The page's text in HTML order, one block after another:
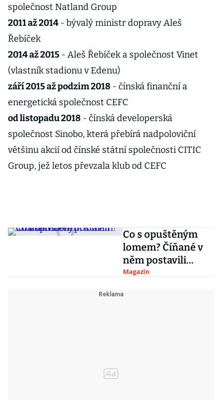
společnost Natland Group
2011 až 2014 - bývalý ministr dopravy Aleš
Řebíček
2014 až 2015 - Aleš Řebíček a společnost Vinet
(vlastník stadionu v Edenu)
září 2015 až podzim 2018 - čínská finanční a
energetická společnost CEFC
od listopadu 2018 - čínská developerská
společnost Sinobo, která přebírá nadpoloviční
většinu akcií od čínské státní společnosti CITIC
Group, jež letos převzala klub od CEFC
Co s opuštěným
lomem? Číňané v
něm postavili
luxusní hotel
Magazín